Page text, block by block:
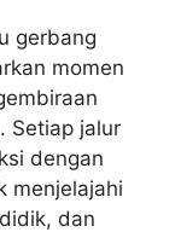
gerbang
momen
Setiap jalur
dengan
menjelajahi
dan